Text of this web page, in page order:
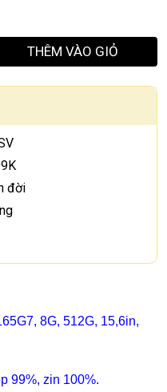
THÊM VÀO GIỎ
đời
8G, 512G, 15,6in,
99%, zin 100%.